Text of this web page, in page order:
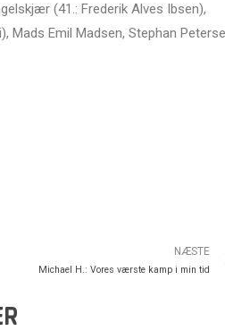
(41.: Frederik Alves Ibsen),
Mads Emil Madsen, Stephan
NÆSTE
Michael H.: Vores værste kamp i min tid